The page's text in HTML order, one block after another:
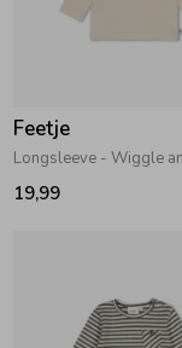
Kledingaccessoires
Feetje
19,99